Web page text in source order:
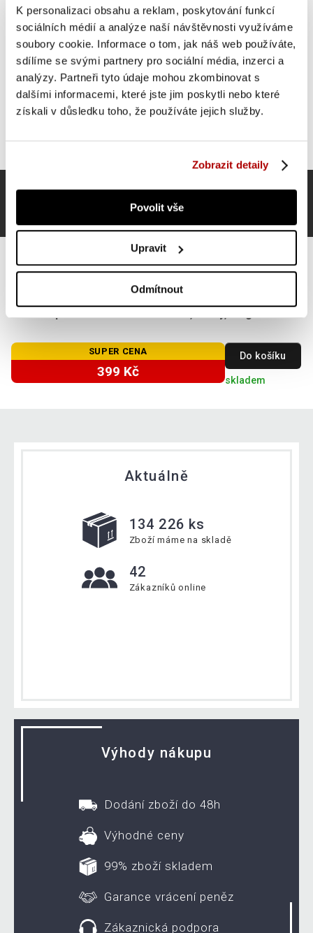
K personalizaci obsahu a reklam, poskytování funkcí
sociálních médií a analýze naší návštěvnosti využíváme
soubory cookie. Informace o tom, jak náš web používáte,
sdílíme se svými partnery pro sociální média, inzerci a
analýzy. Partneři tyto údaje mohou zkombinovat s
dalšími informacemi, které jste jim poskytli nebo které
získali v důsledku toho, že používáte jejich služby.
Zobrazit detaily
Povolit vše
Upravit
Odmítnout
SUPER CENA
399 Kč
Do košíku
skladem
Aktuálně
134 226 ks
Zboží máme na skladě
42
Zákazníků online
Výhody nákupu
Dodání zboží do 48h
Výhodné ceny
99% zboží skladem
Garance vrácení peněz
Zákaznická podpora